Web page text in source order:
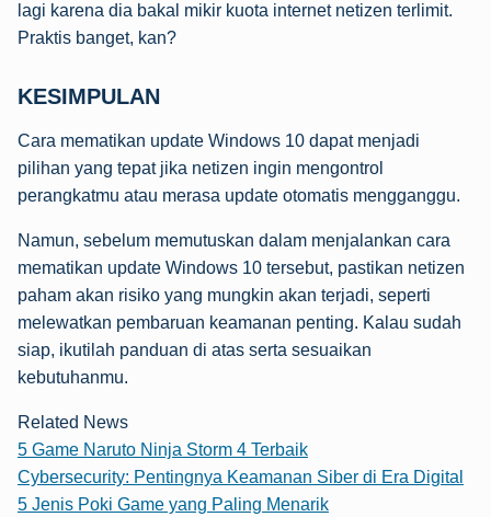
lagi karena dia bakal mikir kuota internet netizen terlimit.
Praktis banget, kan?
KESIMPULAN
Cara mematikan update Windows 10 dapat menjadi
pilihan yang tepat jika netizen ingin mengontrol
perangkatmu atau merasa update otomatis mengganggu.
Namun, sebelum memutuskan dalam menjalankan cara
mematikan update Windows 10 tersebut, pastikan netizen
paham akan risiko yang mungkin akan terjadi, seperti
melewatkan pembaruan keamanan penting. Kalau sudah
siap, ikutilah panduan di atas serta sesuaikan
kebutuhanmu.
Related News
5 Game Naruto Ninja Storm 4 Terbaik
Cybersecurity: Pentingnya Keamanan Siber di Era Digital
5 Jenis Poki Game yang Paling Menarik